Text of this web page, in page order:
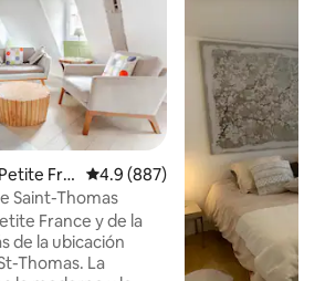
Fra
Calificación promedio: 4.9 de
4.9 (887)
Saint-Thomas
France y de la
de la ubicación
Thomas. La